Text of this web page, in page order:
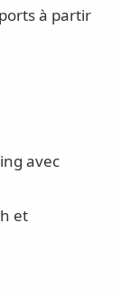
à partir
avec
et